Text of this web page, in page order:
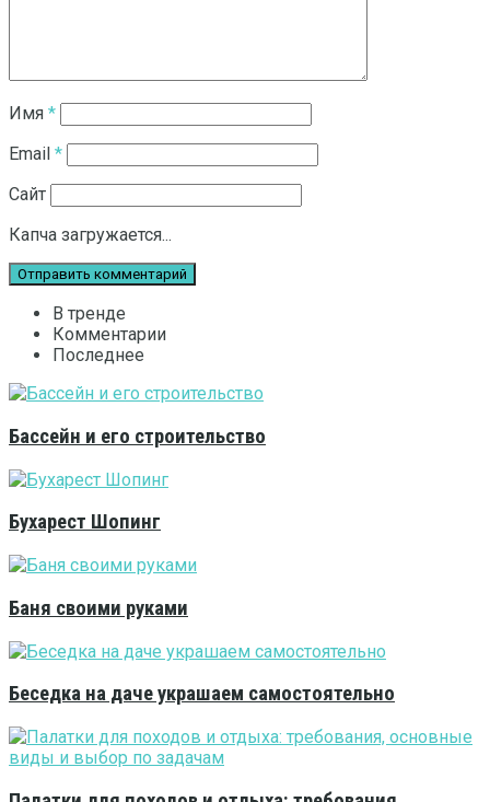
Имя *
Email *
Сайт
Капча загружается...
В тренде
Комментарии
Последнее
Бассейн и его строительство
Бухарест Шопинг
Баня своими руками
Беседка на даче украшаем самостоятельно